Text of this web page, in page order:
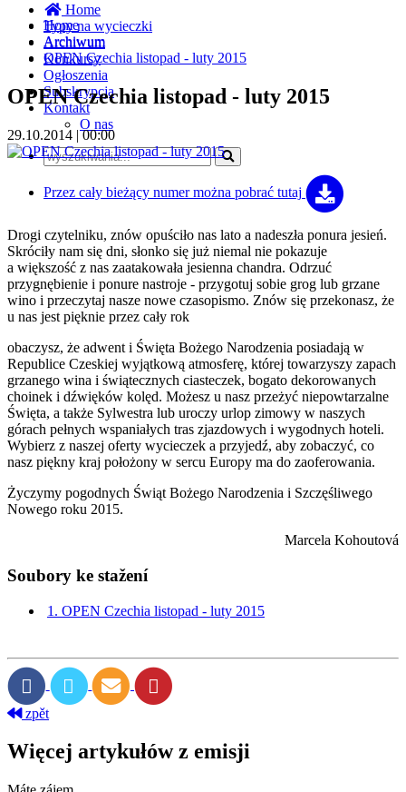
Home
Typy na wycieczki
Archiwum
Konkursy
Ogłoszenia
Subskrypcja
Kontakt
O nas
Home
Archiwum
OPEN Czechia listopad - luty 2015
OPEN Czechia listopad - luty 2015
29.10.2014 | 00:00
Przez cały bieżący numer można pobrać tutaj
Drogi czytelniku, znów opuściło nas lato a nadeszła ponura jesień.
Skróciły nam się dni, słonko się już niemal nie pokazuje
a większość z nas zaatakowała jesienna chandra. Odrzuć
przygnębienie i ponure nastroje - przygotuj sobie grog lub grzane
wino i przeczytaj nasze nowe czasopismo. Znów się przekonasz, że
u nas jest pięknie przez cały rok
obaczysz, że adwent i Święta Bożego Narodzenia posiadają w
Republice Czeskiej wyjątkową atmosferę, której towarzyszy zapach
grzanego wina i świątecznych ciasteczek, bogato dekorowanych
choinek i dźwięków kolęd. Możesz u nasz przeżyć niepowtarzalne
Święta, a także Sylwestra lub uroczy urlop zimowy w naszych
górach pełnych wspaniałych tras zjazdowych i wygodnych hoteli.
Wybierz z naszej oferty wycieczek a przyjedź, aby zobaczyć, co
nasz piękny kraj położony w sercu Europy ma do zaoferowania.
Życzymy pogodnych Świąt Bożego Narodzenia i Szczęśliwego
Nowego roku 2015.
Marcela Kohoutová
Soubory ke stažení
1. OPEN Czechia listopad - luty 2015
zpět
Więcej artykułów z emisji